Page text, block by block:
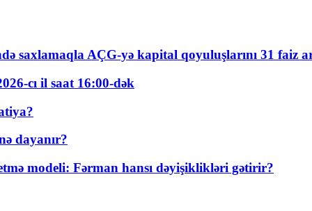
saxlamaqla AÇG-yə kapital qoyuluşlarını 31 faiz
cı il saat 16:00-dək
dayanır?
modeli: Fərman hansı dəyişiklikləri gətirir?